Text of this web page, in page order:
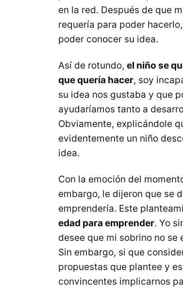
en la red. Después de que
requería para poder
poder conocer su idea.
Así de rotundo, el niño se
que quería hacer, soy
su idea nos gustaba y que
ayudaríamos tanto a
Obviamente, explicándole
evidentemente un niño
idea.
Con la emoción del
embargo, le dijeron que se
emprendería. Este
edad para emprender. Yo
desee que mi sobrino no
Sin embargo, si que
propuestas que plantee y
convincentes implicarnos